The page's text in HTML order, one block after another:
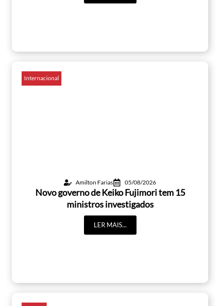
Internacional
Amilton Farias 05/08/2026
Novo governo de Keiko Fujimori tem 15
ministros investigados
LER MAIS...